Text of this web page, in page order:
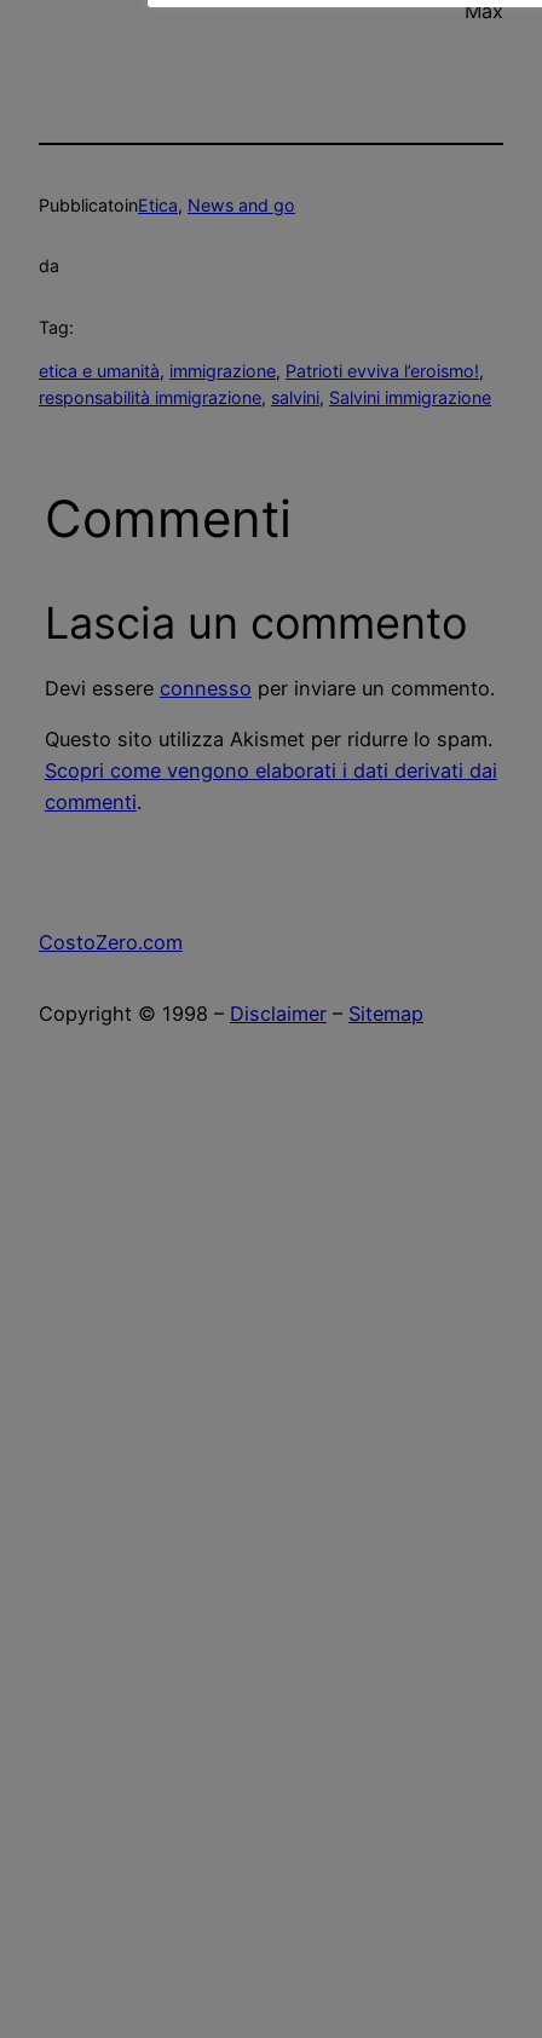
Max
PubblicatoinEtica, News and go
da
Tag:
etica e umanità, immigrazione, Patrioti evviva l’eroismo!
responsabilità immigrazione, salvini, Salvini immigrazione
Commenti
Lascia un commento
Devi essere connesso per inviare un commento.
Questo sito utilizza Akismet per ridurre lo spam.
Scopri come vengono elaborati i dati derivati dai
commenti.
CostoZero.com
Copyright © 1998 – Disclaimer – Sitemap